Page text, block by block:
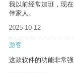
我以前经常加班，现
伴家人。
2025-10-12
游客
这款软件的功能非常